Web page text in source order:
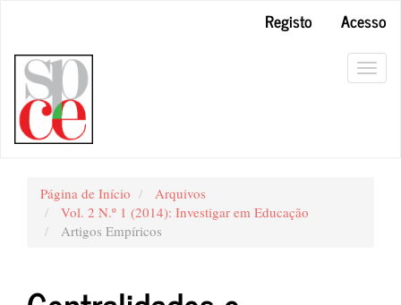
##plugins.themes.bootstrap3.accessible_menu.main_content##
Registo
Acesso
Página de Início
Arquivos
Vol. 2 N.º 1 (2014): Investigar em Educação
Artigos Empíricos